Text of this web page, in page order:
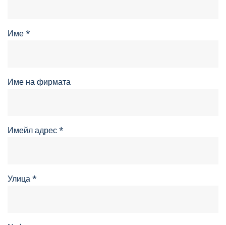
Име*
Име на фирмата
Имейл адрес*
Улица*